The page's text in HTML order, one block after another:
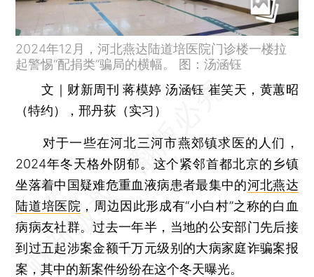
2024年12月，河北燕达陆道培医院门诊楼一楼拉
起警惕“配捐类”骗局的横幅。 图：汤涵钰
文｜财新周刊 蒋模婷 汤涵钰 崔笑天，黄蕙昭
（特约），邢丹荻（实习）
对于一些在河北三河市燕郊镇求医的人们，
2024年冬天格外阴郁。这个紧邻首都北京的乡镇
坐落着中国疑难危重血液病患者最集中的河北燕达
陆道培医院 ，周边因此形成有“小白村”之称的白血
病病友社群。过去一年半，当地的公安部门先后接
到过五起涉案金额千万元级别的大病家庭诈骗案报
案，其中的新案件纷纷在这个冬天曝光。